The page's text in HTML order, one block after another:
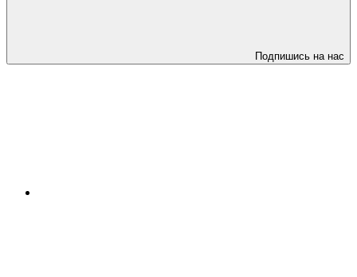
Подпишись на нас